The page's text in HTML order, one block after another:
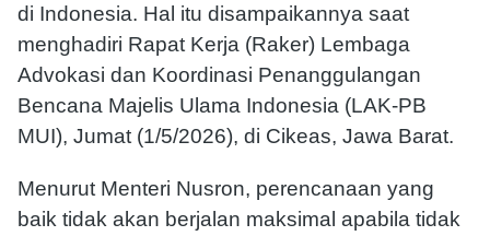
di Indonesia. Hal itu disampaikannya saat
menghadiri Rapat Kerja (Raker) Lembaga
Advokasi dan Koordinasi Penanggulangan
Bencana Majelis Ulama Indonesia (LAK-PB
MUI), Jumat (1/5/2026), di Cikeas, Jawa Barat.
Menurut Menteri Nusron, perencanaan yang
baik tidak akan berjalan maksimal apabila tidak